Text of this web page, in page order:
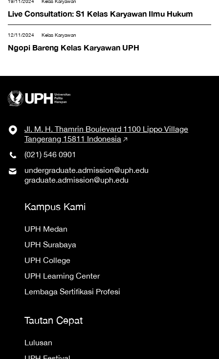
Live Consultation: S1 Kelas Karyawan Ilmu Hukum
12/11/2024 Kelas Karyawan
Ngopi Bareng Kelas Karyawan UPH
Jl. M. H. Thamrin Boulevard 1100 Lippo Village
Tangerang 15811 Indonesia
(021) 546 0901
undergraduate.admission@uph.edu
graduate.admission@uph.edu
Kampus Kami
UPH Medan
UPH Surabaya
UPH College
UPH Learning Center
Lembaga Sertifikasi Profesi
Tautan Cepat
Lulusan